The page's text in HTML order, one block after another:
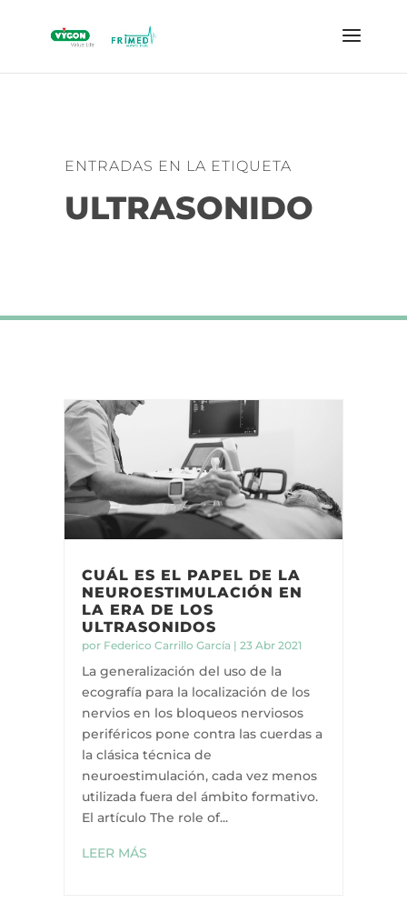
ENTRADAS EN LA ETIQUETA
ULTRASONIDO
CUÁL ES EL PAPEL DE LA
NEUROESTIMULACIÓN EN
LA ERA DE LOS
ULTRASONIDOS
por Federico Carrillo García | 23 Abr 2021
La generalización del uso de la
ecografía para la localización de los
nervios en los bloqueos nerviosos
periféricos pone contra las cuerdas a
la clásica técnica de
neuroestimulación, cada vez menos
utilizada fuera del ámbito formativo.
El artículo The role of...
LEER MÁS